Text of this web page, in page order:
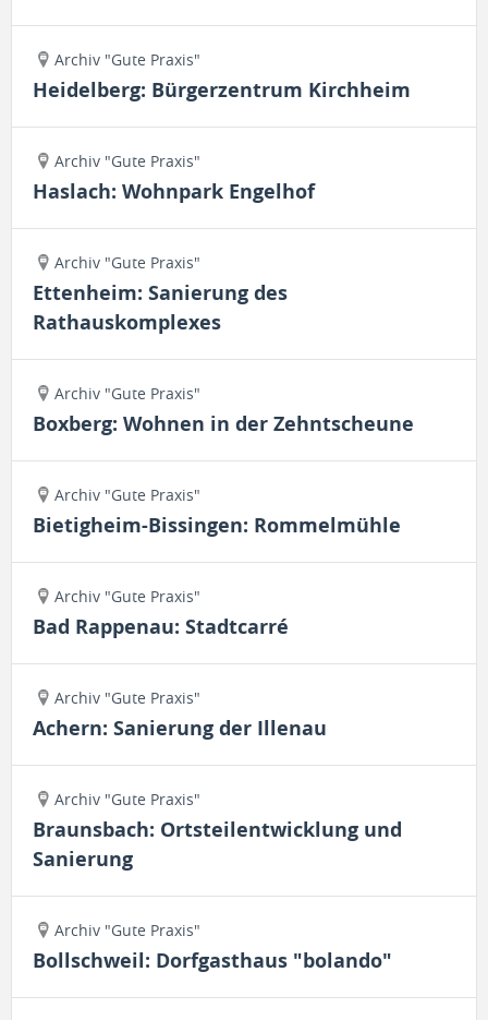
Archiv "Gute Praxis"
Heidelberg: Bürgerzentrum Kirchheim
Archiv "Gute Praxis"
Haslach: Wohnpark Engelhof
Archiv "Gute Praxis"
Ettenheim: Sanierung des
Rathauskomplexes
Archiv "Gute Praxis"
Boxberg: Wohnen in der Zehntscheune
Archiv "Gute Praxis"
Bietigheim-Bissingen: Rommelmühle
Archiv "Gute Praxis"
Bad Rappenau: Stadtcarré
Archiv "Gute Praxis"
Achern: Sanierung der Illenau
Archiv "Gute Praxis"
Braunsbach: Ortsteilentwicklung und
Sanierung
Archiv "Gute Praxis"
Bollschweil: Dorfgasthaus "bolando"